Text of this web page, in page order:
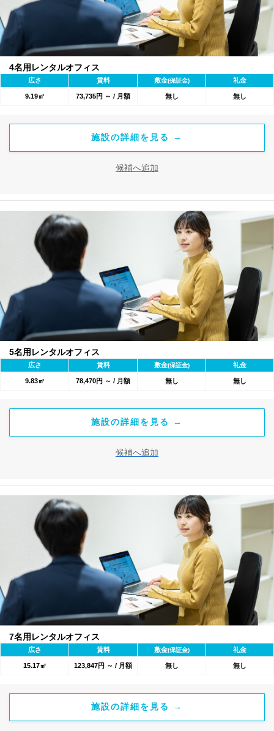
4名用レンタルオフィス
広さ 賃料 敷金(保証金) 礼金
9.19㎡ 73,735円 ～ / 月額 無し 無し
施設の詳細を見る →
候補へ追加
5名用レンタルオフィス
広さ 賃料 敷金(保証金) 礼金
9.83㎡ 78,470円 ～ / 月額 無し 無し
施設の詳細を見る →
候補へ追加
7名用レンタルオフィス
広さ 賃料 敷金(保証金) 礼金
15.17㎡ 123,847円 ～ / 月額 無し 無し
施設の詳細を見る →